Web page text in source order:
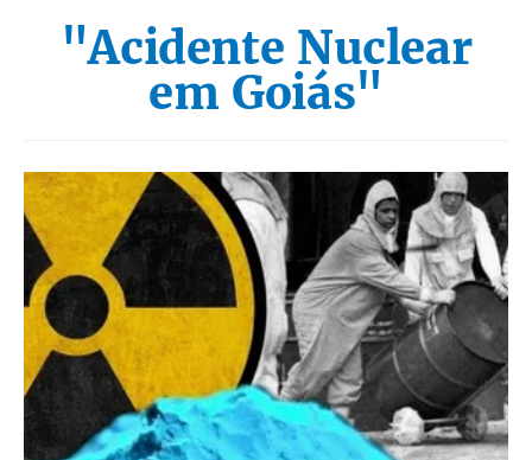
"Acidente Nuclear
em Goiás"